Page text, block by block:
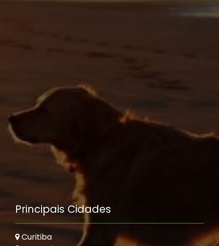
Principais Cidades
Curitiba